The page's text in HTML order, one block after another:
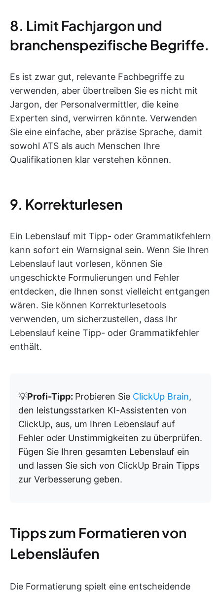
8. Limit Fachjargon und
branchenspezifische Begriffe.
Es ist zwar gut, relevante Fachbegriffe zu
verwenden, aber übertreiben Sie es nicht mit
Jargon, der Personalvermittler, die keine
Experten sind, verwirren könnte. Verwenden
Sie eine einfache, aber präzise Sprache, damit
sowohl ATS als auch Menschen Ihre
Qualifikationen klar verstehen können.
9. Korrekturlesen
Ein Lebenslauf mit Tipp- oder Grammatikfehlern
kann sofort ein Warnsignal sein. Wenn Sie Ihren
Lebenslauf laut vorlesen, können Sie
ungeschickte Formulierungen und Fehler
entdecken, die Ihnen sonst vielleicht entgangen
wären. Sie können Korrekturlesetools
verwenden, um sicherzustellen, dass Ihr
Lebenslauf keine Tipp- oder Grammatikfehler
enthält.
💡Profi-Tipp: Probieren Sie ClickUp Brain,
den leistungsstarken KI-Assistenten von
ClickUp, aus, um Ihren Lebenslauf auf
Fehler oder Unstimmigkeiten zu überprüfen.
Fügen Sie Ihren gesamten Lebenslauf ein
und lassen Sie sich von ClickUp Brain Tipps
zur Verbesserung geben.
Tipps zum Formatieren von
Lebensläufen
Die Formatierung spielt eine entscheidende